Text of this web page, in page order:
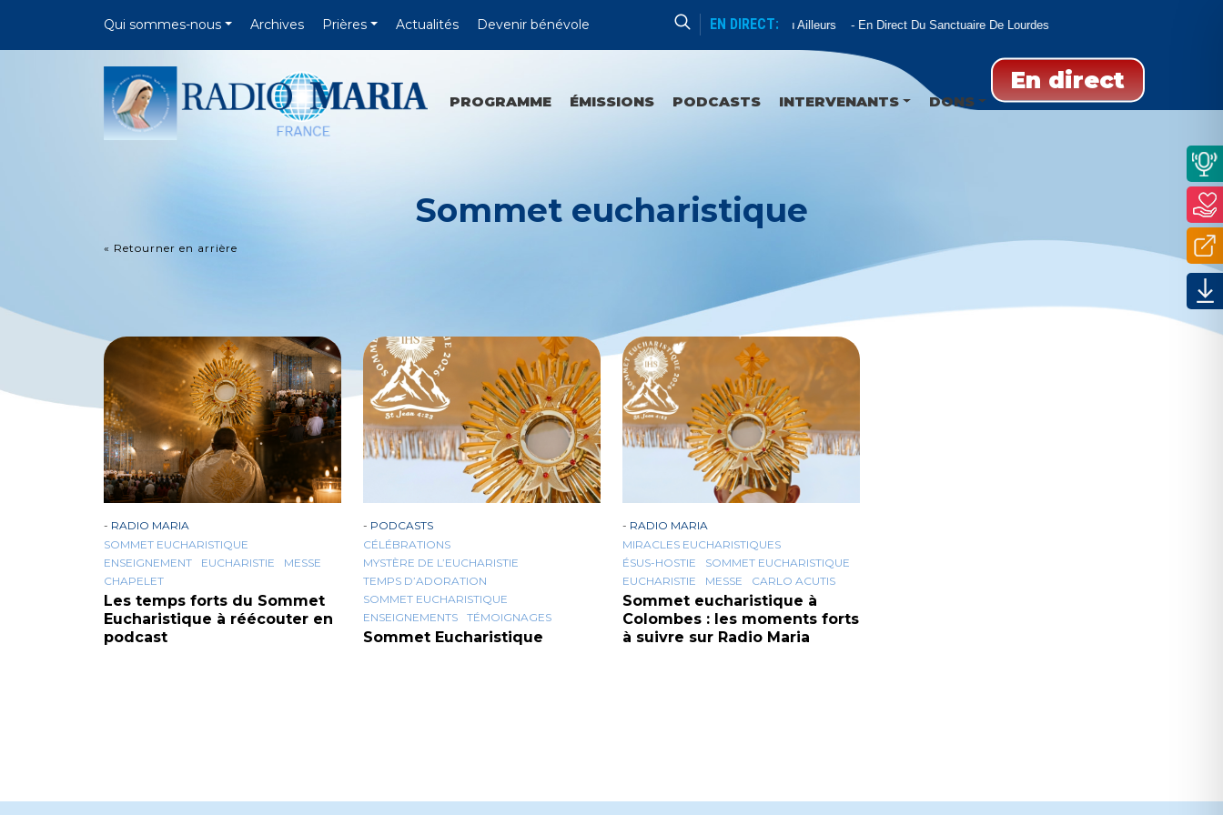
Qui sommes-nous Archives Prières Actualités Devenir bénévole EN DIRECT:
Chapelet De Lourdes Ou Ailleurs En Direct Du Sanctuaire De Lourdes
En direct
PROGRAMME ÉMISSIONS PODCASTS INTERVENANTS DONS
Sommet eucharistique
« Retourner en arrière
- RADIO MARIA
SOMMET EUCHARISTIQUE
ENSEIGNEMENT
EUCHARISTIE
MESSE
CHAPELET
Les temps forts du Sommet
Eucharistique à réécouter en
podcast
- PODCASTS
CÉLÉBRATIONS
MYSTÈRE DE L’EUCHARISTIE
TEMPS D’ADORATION
SOMMET EUCHARISTIQUE
ENSEIGNEMENTS
TÉMOIGNAGES
Sommet Eucharistique
- RADIO MARIA
MIRACLES EUCHARISTIQUES
ÉSUS-HOSTIE
SOMMET EUCHARISTIQUE
EUCHARISTIE
MESSE CARLO ACUTIS
Sommet eucharistique à
Colombes : les moments forts
à suivre sur Radio Maria